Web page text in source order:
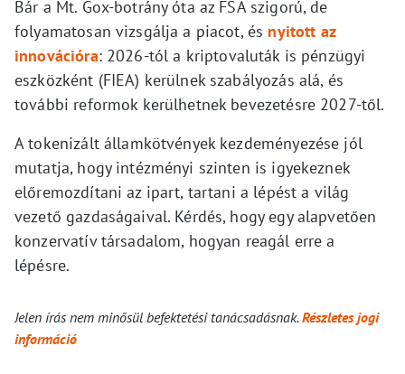
Bár a Mt. Gox-botrány óta az FSA szigorú, de
folyamatosan vizsgálja a piacot, és nyitott az
innovációra: 2026-tól a kriptovaluták is pénzügyi
eszközként (FIEA) kerülnek szabályozás alá, és
további reformok kerülhetnek bevezetésre 2027-től.
A tokenizált államkötvények kezdeményezése jól
mutatja, hogy intézményi szinten is igyekeznek
előremozdítani az ipart, tartani a lépést a világ
vezető gazdaságaival. Kérdés, hogy egy alapvetően
konzervatív társadalom, hogyan reagál erre a
lépésre.
Jelen írás nem minősül befektetési tanácsadásnak.Részletes jogi
információ